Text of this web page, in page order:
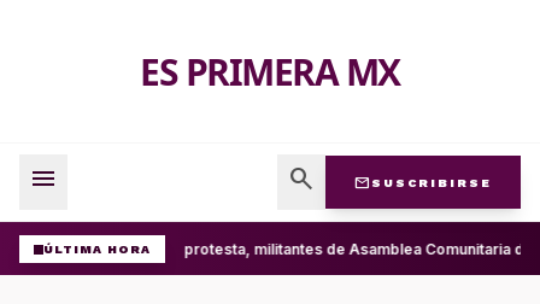
ES PRIMERA MX
menu search mail SUSCRIBIRSE
ÚLTIMA HORACon protesta, militantes de Asamblea Comunitaria